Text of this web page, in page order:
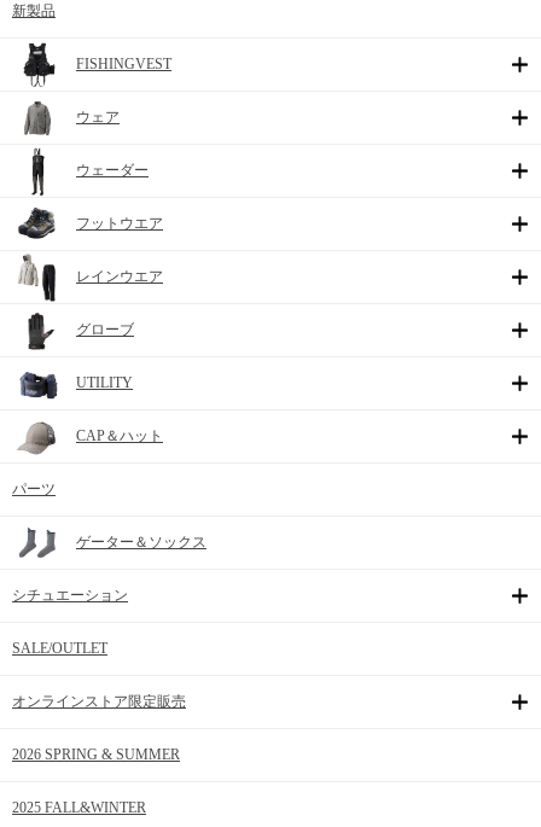
新製品
FISHINGVEST
ウェア
ウェーダー
フットウエア
レインウエア
グローブ
UTILITY
CAP＆ハット
パーツ
ゲーター＆ソックス
シチュエーション
SALE/OUTLET
オンラインストア限定販売
2026 SPRING & SUMMER
2025 FALL&WINTER